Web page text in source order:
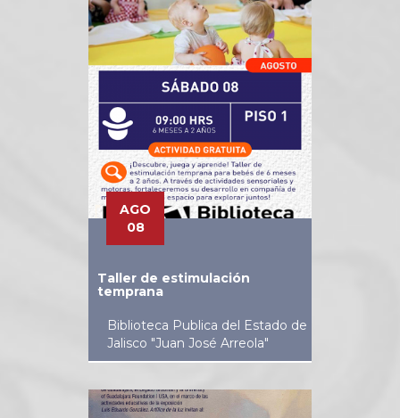
AGO
08
Taller de estimulación
temprana
Biblioteca Publica del Estado de
Jalisco "Juan José Arreola"